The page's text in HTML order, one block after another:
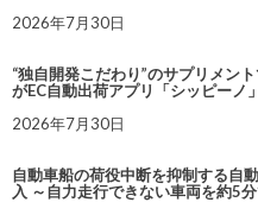
2026年7月30日
“独自開発こだわり”のサプリメン
がEC自動出荷アプリ「シッピーノ
2026年7月30日
自動車船の荷役中断を抑制する自
入 ～自力走行できない車両を約5